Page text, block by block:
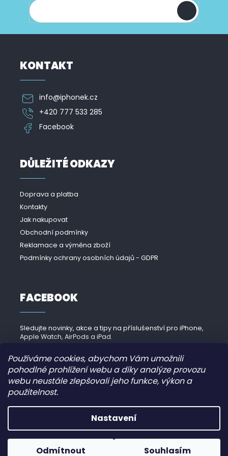
Používáme cookies, abychom Vám umožnili
pohodlné prohlížení webu a díky analýze provozu
webu neustále zlepšovali jeho funkce, výkon a
použitelnost.
Nastavení
Odmítnout Souhlasím
KONTAKT
info@iphonek.cz
+420 777 533 285
Facebook
DŮLEŽITÉ ODKAZY
Doprava a platba
Kontakty
Jak nakupovat
Obchodní podmínky
Reklamace a výměna zboží
Podmínky ochrany osobních údajů - GDPR
FACEBOOK
Sledujte novinky, akce a tipy na příslušenství pro iPhone,
Apple Watch, AirPods a iPad.
Vytvořil Shoptet
iPhonek.cz . Všechna práva vyhrazena.